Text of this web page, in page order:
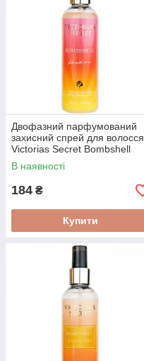
Двофазний парфумований
захисний спрей для волосся
Victorias Secret Bombshell
Paradise 200 мл
В наявності
184 ₴
Купити